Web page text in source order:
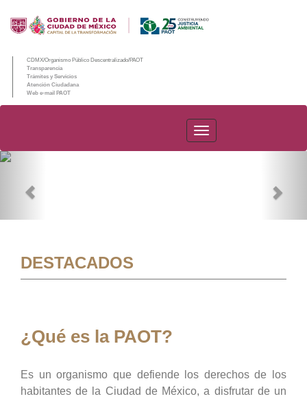
CDMX/Organismo Público Descentralizado/PAOT
Transparencia
Trámites y Servicios
Atención Ciudadana
Web e-mail PAOT
PAOT
DESTACADOS
¿Qué es la PAOT?
Es un organismo que defiende los derechos de los
habitantes de la Ciudad de México, a disfrutar de un